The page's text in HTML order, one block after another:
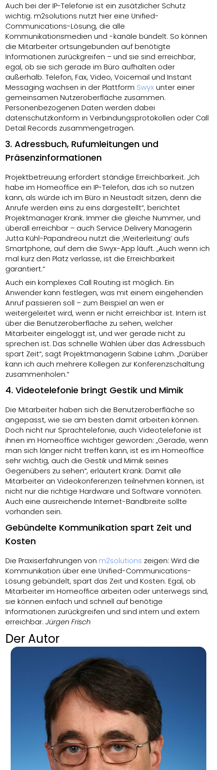
Auch bei der IP-Telefonie ist ein zusätzlicher Schutz
wichtig. m2solutions nutzt hier eine Unified-
Communications-Lösung, die alle
Kommunikationsmedien und -kanäle bündelt. So können
die Mitarbeiter ortsungebunden auf benötigte
Informationen zurückgreifen – und sie sind erreichbar,
egal, ob sie sich gerade im Büro aufhalten oder
außerhalb. Telefon, Fax, Video, Voicemail und Instant
Messaging wachsen in der Plattform Swyx unter einer
gemeinsamen Nutzeroberfläche zusammen.
Personenbezogenen Daten werden dabei
datenschutzkonform in Verbindungsprotokollen oder Call
Detail Records zusammengetragen.
3. Adressbuch, Rufumleitungen und
Präsenzinformationen
Projektbetreuung erfordert ständige Erreichbarkeit. „Ich
habe im Homeoffice ein IP-Telefon, das ich so nutzen
kann, als würde ich im Büro in Neustadt sitzen, denn die
Anrufe werden eins zu eins dargestellt“, berichtet
Projektmanager Krank. Immer die gleiche Nummer, und
überall erreichbar – auch Service Delivery Managerin
Jutta Kühl-Papandreou nutzt die ‚Weiterleitung‘ aufs
Smartphone, auf dem die Swyx-App läuft. „Auch wenn ich
mal kurz den Platz verlasse, ist die Erreichbarkeit
garantiert.“
Auch ein komplexes Call Routing ist möglich. Ein
Anwender kann festlegen, was mit einem eingehenden
Anruf passieren soll – zum Beispiel an wen er
weitergeleitet wird, wenn er nicht erreichbar ist. Intern ist
über die Benutzeroberfläche zu sehen, welcher
Mitarbeiter eingeloggt ist, und wer gerade nicht zu
sprechen ist. Das schnelle Wählen über das Adressbuch
spart Zeit“, sagt Projektmanagerin Sabine Lahm. „Darüber
kann ich auch mehrere Kollegen zur Konferenzschaltung
zusammenholen.“
4. Videotelefonie bringt Gestik und Mimik
Die Mitarbeiter haben sich die Benutzeroberfläche so
angepasst, wie sie am besten damit arbeiten können.
Doch nicht nur Sprachtelefonie, auch Videotelefonie ist
ihnen im Homeoffice wichtiger geworden: „Gerade, wenn
man sich länger nicht treffen kann, ist es im Homeoffice
sehr wichtig, auch die Gestik und Mimik seines
Gegenübers zu sehen“, erläutert Krank. Damit alle
Mitarbeiter an Videokonferenzen teilnehmen können, ist
nicht nur die richtige Hardware und Software vonnöten.
Auch eine ausreichende Internet-Bandbreite sollte
vorhanden sein.
Gebündelte Kommunikation spart Zeit und
Kosten
Die Praxiserfahrungen von m2solutions zeigen: Wird die
Kommunikation über eine Unified-Communications-
Lösung gebündelt, spart das Zeit und Kosten. Egal, ob
Mitarbeiter im Homeoffice arbeiten oder unterwegs sind,
sie können einfach und schnell auf benötige
Informationen zurückgreifen und sind intern und extern
erreichbar.Jürgen Frisch
Der Autor